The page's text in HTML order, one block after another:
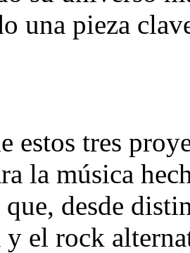
una pieza
estos tres
la música
desde
y el rock